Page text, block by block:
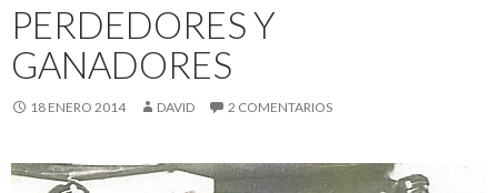
PERDEDORES Y
GANADORES
18 ENERO 2014 DAVID 2 COMENTARIOS